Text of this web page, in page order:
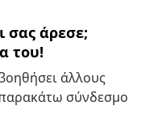
σας άρεσε;
του!
άλλους
σύνδεσμο